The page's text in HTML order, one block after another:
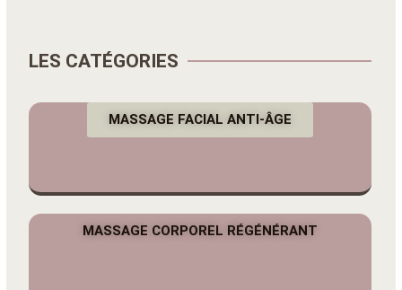
LES CATÉGORIES
MASSAGE FACIAL ANTI-ÂGE
MASSAGE CORPOREL RÉGÉNÉRANT